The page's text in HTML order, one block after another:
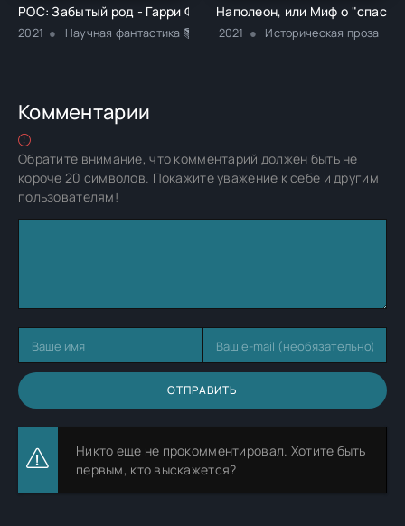
РОС: Забытый род - Гарри Фокс
2021 Научная фантастика 📚Разная литература
Наполеон, или Миф о
2021 Историческая проза
Комментарии
Обратите внимание, что комментарий должен быть не
короче 20 символов. Покажите уважение к себе и другим
пользователям!
ОТПРАВИТЬ
Никто еще не прокомментировал. Хотите быть
первым, кто выскажется?